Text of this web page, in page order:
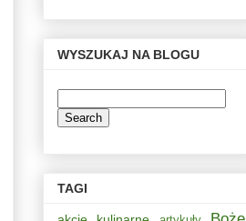
WYSZUKAJ NA BLOGU
TAGI